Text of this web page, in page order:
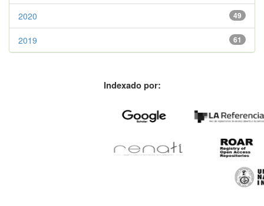
49
2020
61
2019
Indexado por: